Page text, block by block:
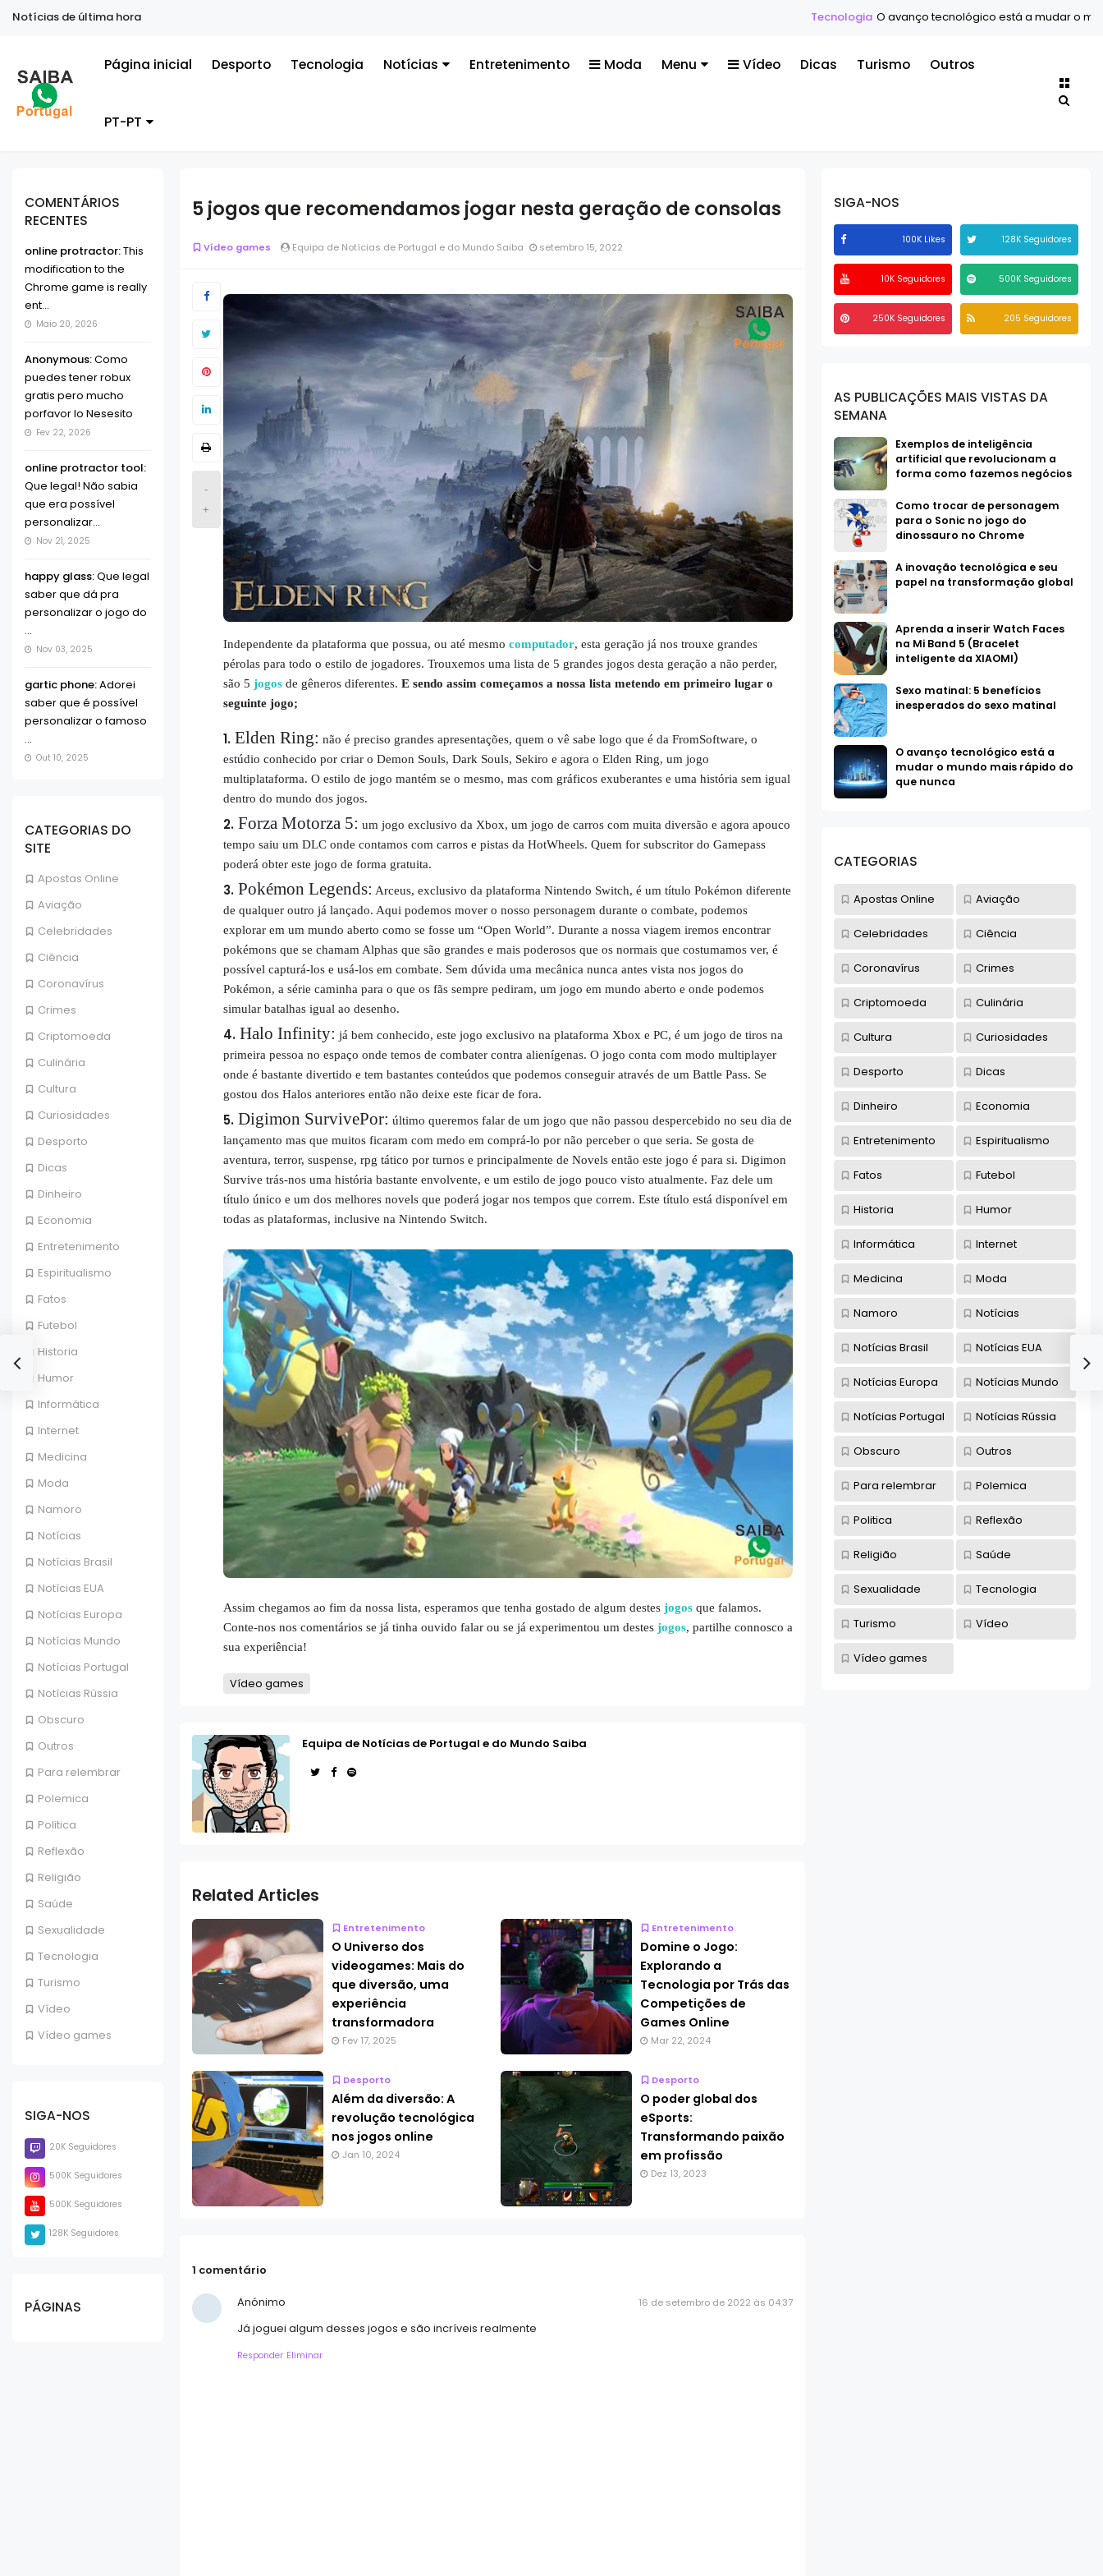
O avanço tecnológico está a mudar o mundo mais rápido
Notícias de última hora
Página inicial Desporto Tecnologia Notícias Entretenimento Moda Menu Vídeo Dicas Turismo Outros
PT-PT
COMENTÁRIOS
RECENTES
online protractor:This
modification to the
Chrome game is really
ent...
Maio 20, 2026
Anonymous:Como
puedes tener robux
gratis pero mucho
porfavor lo Nesesito
Fev 22, 2026
online protractor tool:
Que legal! Não sabia
que era possível
personalizar...
Nov 21, 2025
happy glass:Que legal
saber que dá pra
personalizar o jogo do
...
Nov 03, 2025
gartic phone:Adorei
saber que é possível
personalizar o famoso
...
Out 10, 2025
CATEGORIAS DO
SITE
Apostas Online
Aviação
Celebridades
Ciência
Coronavírus
Crimes
Criptomoeda
Culinária
Cultura
Curiosidades
Desporto
Dicas
Dinheiro
Economia
Entretenimento
Espiritualismo
Fatos
Futebol
Historia
Humor
Informática
Internet
Medicina
Moda
Namoro
Notícias
Notícias Brasil
Notícias EUA
Notícias Europa
Notícias Mundo
Notícias Portugal
Notícias Rússia
Obscuro
Outros
Para relembrar
Polemica
Politica
Reflexão
Religião
Saúde
Sexualidade
Tecnologia
Turismo
Vídeo
Vídeo games
SIGA-NOS
20K Seguidores
500K Seguidores
500K Seguidores
128K Seguidores
PÁGINAS
5 jogos que recomendamos jogar nesta geração de consolas
Vídeo games Equipa de Notícias de Portugal e do Mundo Saiba setembro 15, 2022
-
+
Independente da plataforma que possua, ou até mesmo computador, esta geração já nos trouxe grandes
pérolas para todo o estilo de jogadores. Trouxemos uma lista de 5 grandes jogos desta geração a não perder,
são 5 jogosde gêneros diferentes. E sendo assim começamos a nossa lista metendo em primeiro lugar o
seguinte jogo;
Elden Ring: não é preciso grandes apresentações, quem o vê sabe logo que é da FromSoftware, o
estúdio conhecido por criar o Demon Souls, Dark Souls, Sekiro e agora o Elden Ring, um jogo
multiplataforma. O estilo de jogo mantém se o mesmo, mas com gráficos exuberantes e uma história sem igual
dentro do mundo dos jogos.
Forza Motorza 5: um jogo exclusivo da Xbox, um jogo de carros com muita diversão e agora apouco
tempo saiu um DLC onde contamos com carros e pistas da HotWheels. Quem for subscritor do Gamepass
poderá obter este jogo de forma gratuita.
Pokémon Legends: Arceus, exclusivo da plataforma Nintendo Switch, é um título Pokémon diferente
de qualquer outro já lançado. Aqui podemos mover o nosso personagem durante o combate, podemos
explorar em um mundo aberto como se fosse um “Open World”. Durante a nossa viagem iremos encontrar
pokémons que se chamam Alphas que são grandes e mais poderosos que os normais que costumamos ver, é
possível capturá-los e usá-los em combate. Sem dúvida uma mecânica nunca antes vista nos jogos do
Pokémon, a série caminha para o que os fãs sempre pediram, um jogo em mundo aberto e onde podemos
simular batalhas igual ao desenho.
Halo Infinity: já bem conhecido, este jogo exclusivo na plataforma Xbox e PC, é um jogo de tiros na
primeira pessoa no espaço onde temos de combater contra alienígenas. O jogo conta com modo multiplayer
onde é bastante divertido e tem bastantes conteúdos que podemos conseguir através de um Battle Pass. Se
gostou dos Halos anteriores então não deixe este ficar de fora.
Digimon SurvivePor: último queremos falar de um jogo que não passou despercebido no seu dia de
lançamento mas que muitos ficaram com medo em comprá-lo por não perceber o que seria. Se gosta de
aventura, terror, suspense, rpg tático por turnos e principalmente de Novels então este jogo é para si. Digimon
Survive trás-nos uma história bastante envolvente, e um estilo de jogo pouco visto atualmente. Faz dele um
título único e um dos melhores novels que poderá jogar nos tempos que correm. Este título está disponível em
todas as plataformas, inclusive na Nintendo Switch.
Assim chegamos ao fim da nossa lista, esperamos que tenha gostado de algum destes jogosque falamos.
Conte-nos nos comentários se já tinha ouvido falar ou se já experimentou um destes jogos, partilhe connosco a
sua experiência!
Vídeo games
Equipa de Notícias de Portugal e do Mundo Saiba
Related Articles
Entretenimento
O Universo dos
videogames: Mais do
que diversão, uma
experiência
transformadora
Fev 17, 2025
Entretenimento
Domine o Jogo:
Explorando a
Tecnologia por Trás das
Competições de
Games Online
Mar 22, 2024
Desporto
Além da diversão: A
revolução tecnológica
nos jogos online
Jan 10, 2024
Desporto
O poder global dos
eSports:
Transformando paixão
em profissão
Dez 13, 2023
1 comentário
Anónimo 16 de setembro de 2022 às 04:37
Já joguei algum desses jogos e são incríveis realmente
Responder Eliminar
SIGA-NOS
100K Likes 128K Seguidores
10K Seguidores 500K Seguidores
250K Seguidores 205 Seguidores
AS PUBLICAÇÕES MAIS VISTAS DA
SEMANA
Exemplos de inteligência
artificial que revolucionam a
forma como fazemos negócios
Como trocar de personagem
para o Sonic no jogo do
dinossauro no Chrome
A inovação tecnológica e seu
papel na transformação global
Aprenda a inserir Watch Faces
na Mi Band 5 (Bracelet
inteligente da XIAOMI)
Sexo matinal: 5 benefícios
inesperados do sexo matinal
O avanço tecnológico está a
mudar o mundo mais rápido do
que nunca
CATEGORIAS
Apostas Online Aviação
Celebridades Ciência
Coronavírus Crimes
Criptomoeda Culinária
Cultura Curiosidades
Desporto Dicas
Dinheiro Economia
Entretenimento Espiritualismo
Fatos Futebol
Historia Humor
Informática Internet
Medicina Moda
Namoro Notícias
Notícias Brasil Notícias EUA
Notícias Europa Notícias Mundo
Notícias Portugal Notícias Rússia
Obscuro Outros
Para relembrar Polemica
Politica Reflexão
Religião Saúde
Sexualidade Tecnologia
Turismo Vídeo
Vídeo games